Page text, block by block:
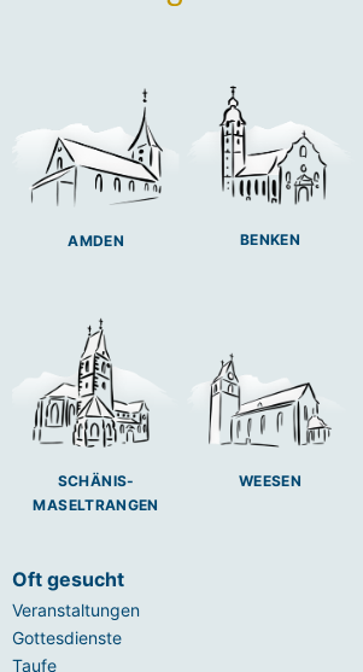
AMDEN BENKEN
SCHÄNIS-
MASELTRANGEN
WEESEN
Oft gesucht
Veranstaltungen
Gottesdienste
Taufe